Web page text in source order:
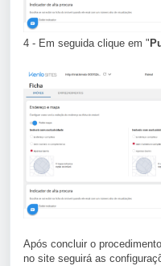
4 - Em seguida clique em "
Após concluir o
no site seguirá as